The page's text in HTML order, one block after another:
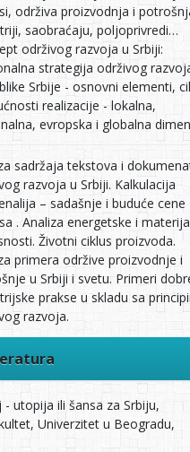
održiva proizvodnja i
saobraćaju, poljoprivredi…
održivog razvoja u Srbiji:
strategija održivog
Srbije - osnovni elementi,
realizacije - lokalna,
evropska i globalna
sadržaja tekstova i
razvoja u Srbiji. Kalkulacija
– sadašnje i buduće cene
. Analiza energetske i
Životni ciklus proizvoda.
primera održive proizvodnje i
u Srbiji i svetu. Primeri
prakse u skladu sa
razvoja.
utopija ili šansa za Srbiju,
Univerzitet u Beogradu,